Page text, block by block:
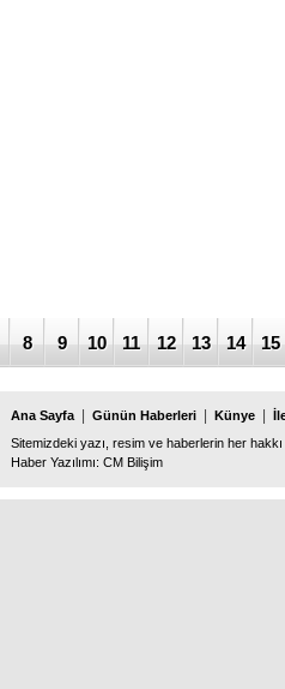
8 9 10 11 12 13 14 15
Ana Sayfa Günün Haberleri Künye
Sitemizdeki yazı, resim ve haberlerin her
Haber Yazılımı: CM Bilişim